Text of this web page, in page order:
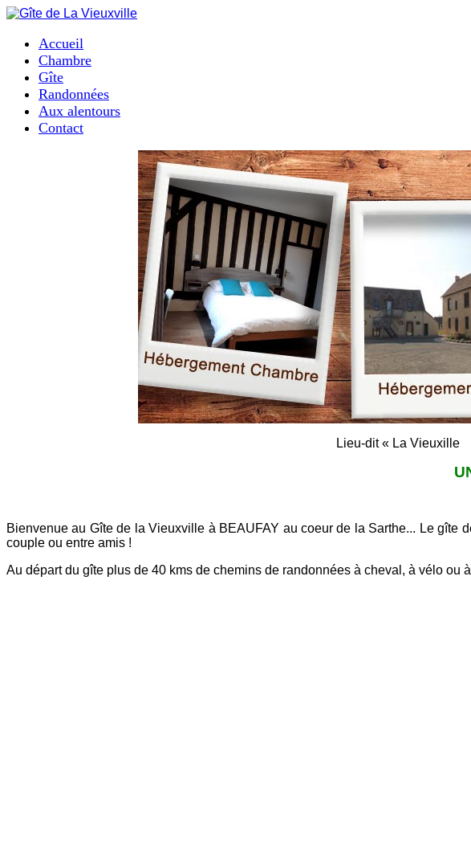
Accueil
Chambre
Gîte
Randonnées
Aux alentours
Contact
Lieu-dit « La Vieuxille
Bienvenue au Gîte de la Vieuxville à BEAUFAY au coeur de la Sarthe... Le
couple ou entre amis !
Au départ du gîte plus de 40 kms de chemins de randonnées à cheval, à vélo ou